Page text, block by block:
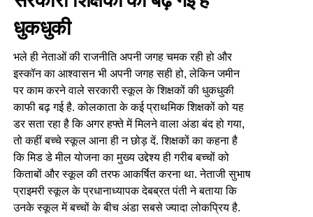
धुकधुकी
भले ही नेताओं की राजनीति अपनी जगह चमक रही हो और
इस्कॉन का आश्वासन भी अपनी जगह सही हो, लेकिन जमीन
पर काम करने वाले सरकारी स्कूल के शिक्षकों की धुकधुकी
काफी बढ़ गई है. कोलकाता के कई प्राथमिक शिक्षकों को यह
डर सता रहा है कि अगर हफ्ते में मिलने वाला अंडा बंद हो गया,
तो कहीं बच्चे स्कूल आना ही न छोड़ दें. शिक्षकों का कहना है
कि मिड डे मील योजना का मुख्य उद्देश्य ही गरीब बच्चों को
किताबों और स्कूल की तरफ आकर्षित करना था. नेताजी सुभाष
प्राइमरी स्कूल के प्रधानाध्यापक देबब्रत पंती ने बताया कि
उनके स्कूल में बच्चों के बीच अंडा सबसे ज्यादा लोकप्रिय है.